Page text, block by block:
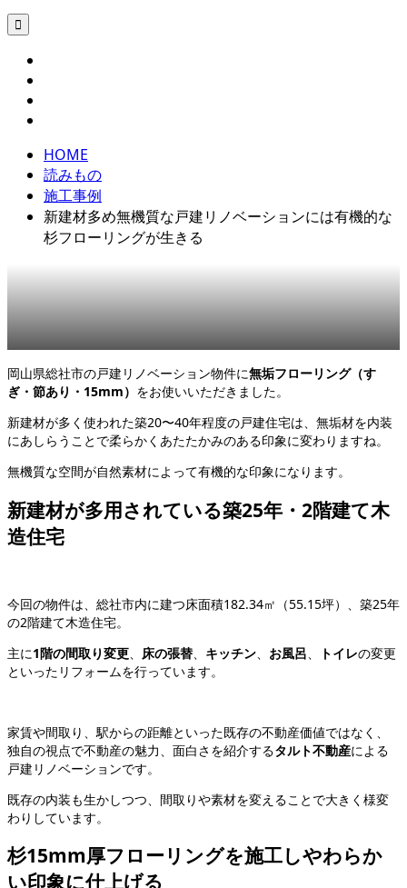

HOME
読みもの
施工事例
新建材多め無機質な戸建リノベーションには有機的な
杉フローリングが生きる
岡山県総社市の戸建リノベーション物件に無垢フローリング（す
ぎ・節あり・15mm） をお使いいただきました。
新建材が多く使われた築20〜40年程度の戸建住宅は、無垢材を内装
にあしらうことで柔らかくあたたかみのある印象に変わりますね。
無機質な空間が自然素材によって有機的な印象になります。
新建材が多用されている築25年・2階建て木
造住宅
今回の物件は、総社市内に建つ床面積182.34㎡（55.15坪）、築25年
の2階建て木造住宅。
主に1階の間取り変更、 床の張替、 キッチン、 お風呂、 トイレの変更
といったリフォームを行っています。
家賃や間取り、駅からの距離といった既存の不動産価値ではなく、
独自の視点で不動産の魅力、面白さを紹介するタルト不動産による
戸建リノベーションです。
既存の内装も生かしつつ、間取りや素材を変えることで大きく様変
わりしています。
杉15mm厚フローリングを施工しやわらか
い印象に仕上げる